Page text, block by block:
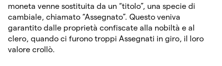
moneta venne sostituita da un “titolo”, una specie di
cambiale, chiamato “Assegnato”. Questo veniva
garantito dalle proprietà confiscate alla nobiltà e al
clero, quando ci furono troppi Assegnati in giro, il loro
valore crollò.